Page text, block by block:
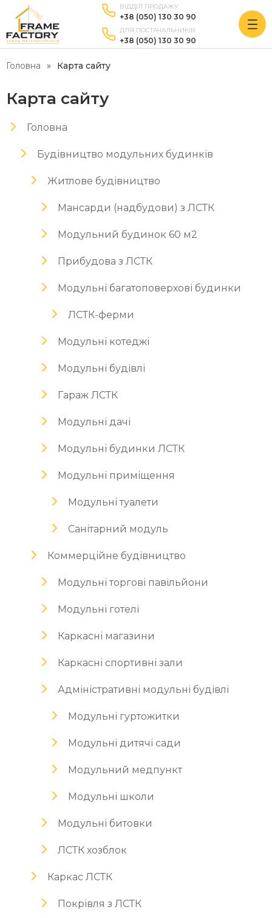
ВІДДІЛ ПРОДАЖУ
+38 (050) 130 30 90
ДЛЯ ПОСТАЧАЛЬНИКІВ
+38 (050) 130 30 90
Головна Карта сайту
Карта сайту
Головна
Будівництво модульних будинків
Житлове будівництво
Мансарди (надбудови) з ЛСТК
Модульний будинок 60 м2
Прибудова з ЛСТК
Модульні багатоповерхові будинки
ЛСТК-ферми
Модульні котеджі
Модульні будівлі
Гараж ЛСТК
Модульні дачі
Модульні будинки ЛСТК
Модульні приміщення
Модульні туалети
Санітарний модуль
Коммерційне будівництво
Модульні торгові павільйони
Модульні готелі
Каркасні магазини
Каркасні спортивні зали
Адміністративні модульні будівлі
Модульні гуртожитки
Модульні дитячі сади
Модульний медпункт
Модульні школи
Модульні битовки
ЛСТК хозблок
Каркас ЛСТК
Покрівля з ЛСТК